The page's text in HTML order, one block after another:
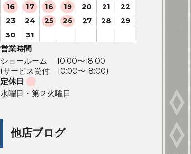
16
17 18 19 20 21
22
23
24 25 26 27 28
29
30
31
営業時間
ショールーム 10:00〜18:00
(サービス受付 10:00〜18:00)
定休日
水曜日・第２火曜日
他店ブログ